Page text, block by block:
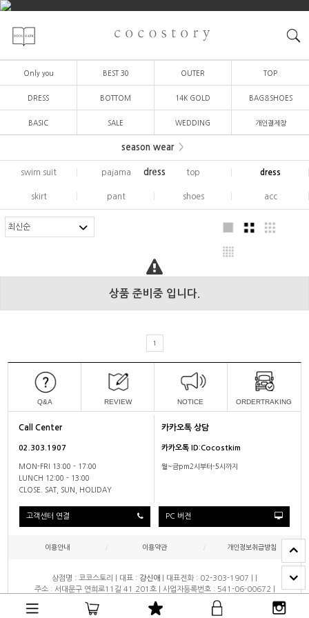
Only you BEST 30 OUTER TOP
DRESS BOTTOM 14K GOLD BAG&SHOES
BASIC SALE WEDDING 개인결제창
season wear
dress
swim suit pajama | top dress
skirt pant shoes acc
상품 준비중 입니다.
1
Q&A REVIEW NOTICE ORDERTRAKING
Call Center
02.303.1907
MON-FRI 13:00 - 17:00
LUNCH 12:00 - 13:00
CLOSE. SAT, SUN, HOLIDAY
카카오톡 상담
카카오톡 ID:Cocostkim
월~금pm2시부터-5시까지
고객센터 연결 PC 버전
이용안내 / 이용약관 / 개인정보취급방침
상점명 : 코코스토리 대표 : 강신애 대표전화 : 02-303-1907
주소 : 서대문구 연희로11길 41 201호
사업자등록번호 : 541-06-00672
통신판매업 신고 : 2024-서울서대문-0291
개인정보관리책임자 : 노성종